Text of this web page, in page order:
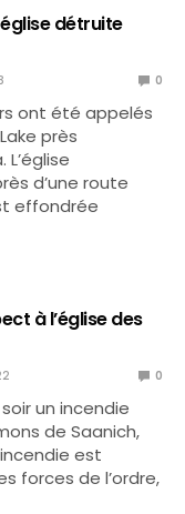
détruite
0
ont été appelés
près
d’une route
effondrée
à l’église des
0
un incendie
de Saanich,
est
forces de l’ordre,